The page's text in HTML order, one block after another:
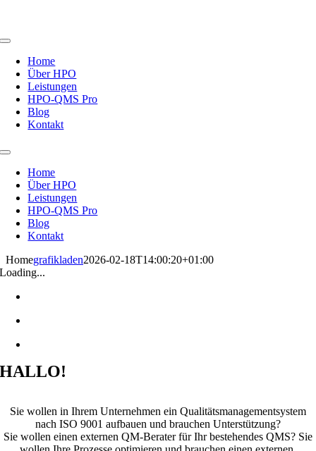
springen
Toggle
NavigationHome
Über HPO
Leistungen
HPO-QMS Pro
Blog
Kontakt
Toggle
NavigationHome
Über HPO
Leistungen
HPO-QMS Pro
Blog
Kontakt
Homegrafikladen2026-02-18T14:00:20+01:00
Loading...
HALLO!
Sie wollen in Ihrem Unternehmen ein Qualitätsmanagementsystem
nach ISO 9001 aufbauen und brauchen Unterstützung?
Sie wollen einen externen QM-Berater für Ihr bestehendes QMS? Sie